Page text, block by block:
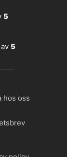
5
av 5
hos oss